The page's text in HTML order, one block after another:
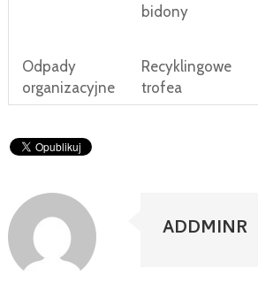
bidony
Odpady
organizacyjne
Recyklingowe
trofea
ADDMINR